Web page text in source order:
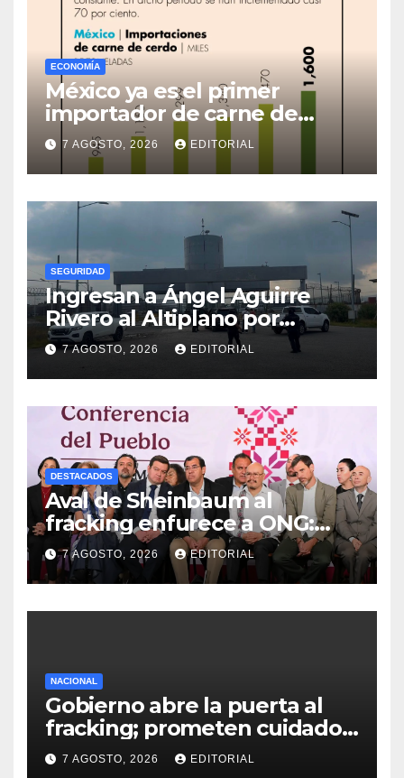
ECONOMÍA
México ya es el primer
importador de carne de
cerdo en el mundo
7 AGOSTO, 2026 EDITORIAL
SEGURIDAD
Ingresan a Ángel Aguirre
Rivero al Altiplano por
presunta destrucción de
evidencias de caso
Ayotzinapa
7 AGOSTO, 2026 EDITORIAL
DESTACADOS
Aval de Sheinbaum al
fracking enfurece a ONG:
“Buscaban cómo usarlo con
menos culpa”
7 AGOSTO, 2026 EDITORIAL
NACIONAL
Gobierno abre la puerta al
fracking; prometen cuidado
del agua y consultas
7 AGOSTO, 2026 EDITORIAL